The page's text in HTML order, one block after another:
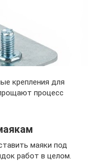
крепления для
процесс
маяки под
работ в целом.